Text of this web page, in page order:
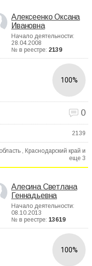
Алексеенко Оксана
Ивановна
Начало деятельности:
28.04.2008
№ в реестре: 2139
100%
0
2139
, Краснодарский край и
еще 3
Алесина Светлана
Геннадьевна
Начало деятельности:
08.10.2013
№ в реестре: 13619
100%